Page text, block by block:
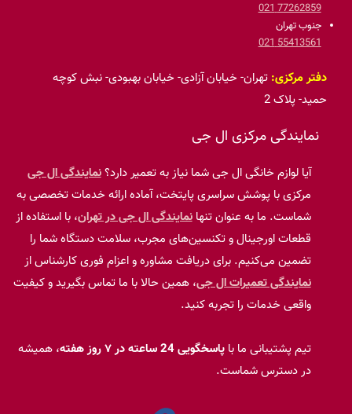
77262859 021
جنوب تهران
55413561 021
دفتر مرکزی: تهران- خیابان آزادی- خیابان بهبودی- نبش کوچه
حمید- پلاک 2
نمایندگی مرکزی ال جی
آیا لوازم خانگی ال جی شما نیاز به تعمیر دارد؟نمایندگی ال جی
مرکزی با پوشش سراسری پایتخت، آماده ارائه خدمات تخصصی به
شماست. ما به عنوان تنهانمایندگی ال جی در تهران، با استفاده از
قطعات اورجینال و تکنسین‌های مجرب، سلامت دستگاه شما را
تضمین می‌کنیم. برای دریافت مشاوره و اعزام فوری کارشناس از
نمایندگی تعمیرات ال جی، همین حالا با ما تماس بگیرید و کیفیت
واقعی خدمات را تجربه کنید.
تیم پشتیبانی ما باپاسخگویی 24 ساعته در ۷ روز هفته
، همیشه
در دسترس شماست.